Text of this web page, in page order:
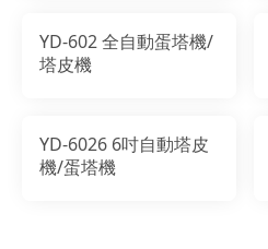
YD-602 全自動蛋塔機/
塔皮機
YD-6026 6吋自動塔皮
機/蛋塔機